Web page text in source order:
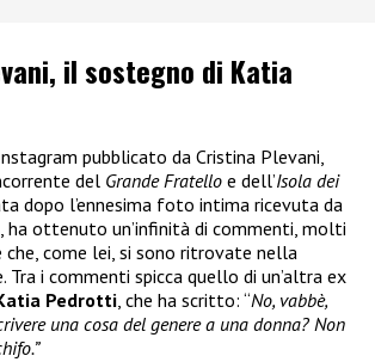
il sostegno di Katia
pubblicato da Cristina Plevani,
del Grande Fratello e dell’Isola dei
dopo l’ennesima foto intima ricevuta da
ha ottenuto un’infinità di commenti, molti
che, come lei, si sono ritrovate nella
Tra i commenti spicca quello di un’altra ex
Pedrotti, che ha scritto: “No, vabbè,
una cosa del genere a una donna? Non